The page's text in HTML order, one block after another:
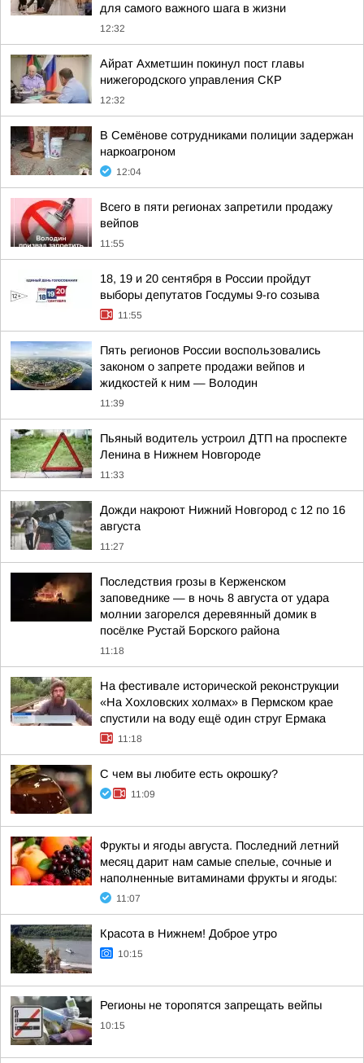
для самого важного шага в жизни
12:32
Айрат Ахметшин покинул пост главы
нижегородского управления СКР
12:32
В Семёнове сотрудниками полиции задержан
наркоагроном
12:04
Всего в пяти регионах запретили продажу
вейпов
11:55
18, 19 и 20 сентября в России пройдут
выборы депутатов Госдумы 9-го созыва
11:55
Пять регионов России воспользовались
законом о запрете продажи вейпов и
жидкостей к ним — Володин
11:39
Пьяный водитель устроил ДТП на проспекте
Ленина в Нижнем Новгороде
11:33
Дожди накроют Нижний Новгород с 12 по 16
августа
11:27
Последствия грозы в Керженском
заповеднике — в ночь 8 августа от удара
молнии загорелся деревянный домик в
посёлке Рустай Борского района
11:18
На фестивале исторической реконструкции
«На Хохловских холмах» в Пермском крае
спустили на воду ещё один струг Ермака
11:18
С чем вы любите есть окрошку?
11:09
Фрукты и ягоды августа. Последний летний
месяц дарит нам самые спелые, сочные и
наполненные витаминами фрукты и ягоды:
11:07
Красота в Нижнем! Доброе утро
10:15
Регионы не торопятся запрещать вейпы
10:15